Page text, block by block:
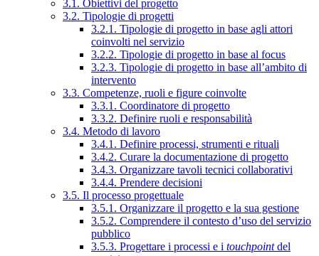
3.1. Obiettivi del progetto
3.2. Tipologie di progetti
3.2.1. Tipologie di progetto in base agli attori
coinvolti nel servizio
3.2.2. Tipologie di progetto in base al focus
3.2.3. Tipologie di progetto in base all’ambito di
intervento
3.3. Competenze, ruoli e figure coinvolte
3.3.1. Coordinatore di progetto
3.3.2. Definire ruoli e responsabilità
3.4. Metodo di lavoro
3.4.1. Definire processi, strumenti e rituali
3.4.2. Curare la documentazione di progetto
3.4.3. Organizzare tavoli tecnici collaborativi
3.4.4. Prendere decisioni
3.5. Il processo progettuale
3.5.1. Organizzare il progetto e la sua gestione
3.5.2. Comprendere il contesto d’uso del servizio
pubblico
3.5.3. Progettare i processi e i touchpointdel